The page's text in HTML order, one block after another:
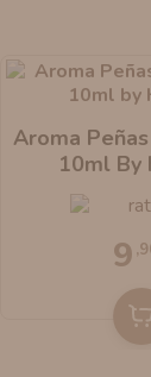
Aroma
10ml By
9